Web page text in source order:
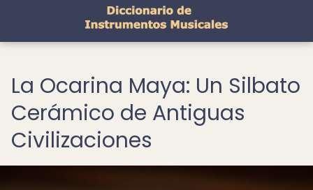
La Ocarina Maya: Un Silbato
Cerámico de Antiguas
Civilizaciones